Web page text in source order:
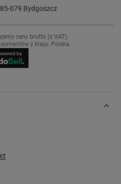
85-079 Bydgoszcz
ceny brutto (z VAT).
z kraju: Polska